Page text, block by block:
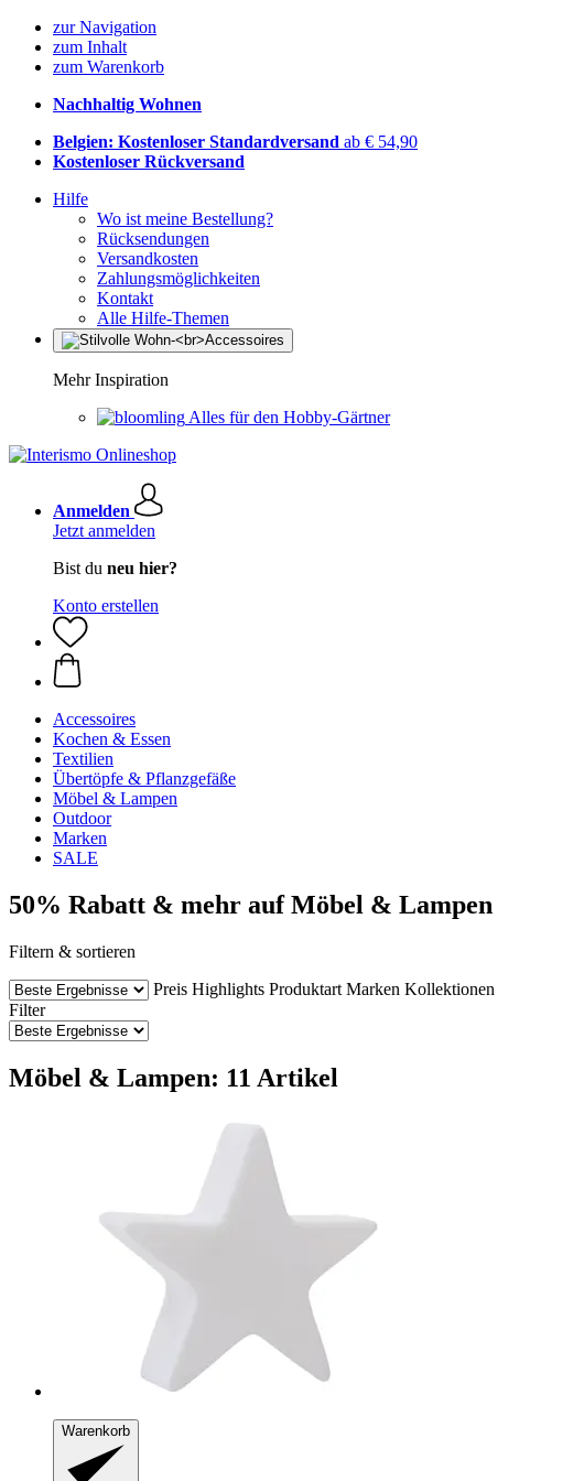
zur Navigation
zum Inhalt
zum Warenkorb
Nachhaltig Wohnen
Belgien: Kostenloser Standardversand ab € 54,90
Kostenloser Rückversand
Hilfe
Wo ist meine Bestellung?
Rücksendungen
Versandkosten
Zahlungsmöglichkeiten
Kontakt
Alle Hilfe-Themen
Mehr Inspiration
Alles für den Hobby-Gärtner
Anmelden
Jetzt anmelden
Bist du neu hier?
Konto erstellen
Accessoires
Kochen & Essen
Textilien
Übertöpfe & Pflanzgefäße
Möbel & Lampen
Outdoor
Marken
SALE
50% Rabatt & mehr auf Möbel & Lampen
Filtern & sortieren
Preis Highlights Produktart Marken Kollektionen
Filter
Möbel & Lampen: 11 Artikel
Warenkorb